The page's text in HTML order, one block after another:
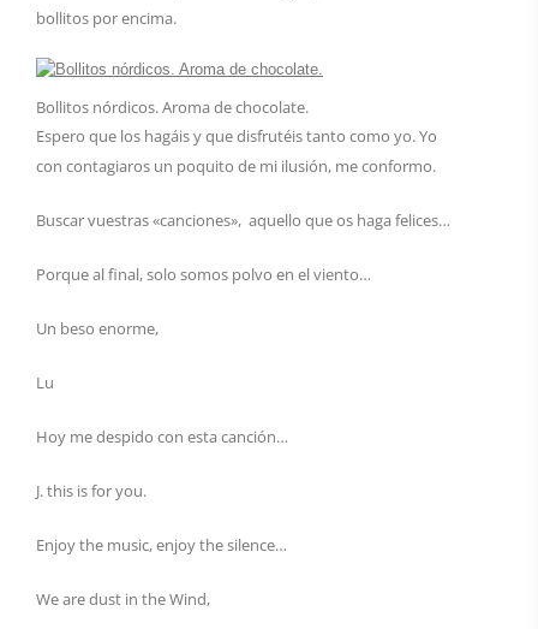
bollitos por encima.
Bollitos nórdicos. Aroma de chocolate.
Espero que los hagáis y que disfrutéis tanto como yo. Yo
con contagiaros un poquito de mi ilusión, me conformo.
Buscar vuestras «canciones», aquello que os haga felices…
Porque al final, solo somos polvo en el viento…
Un beso enorme,
Lu
Hoy me despido con esta canción…
J. this is for you.
Enjoy the music, enjoy the silence…
We are dust in the Wind,